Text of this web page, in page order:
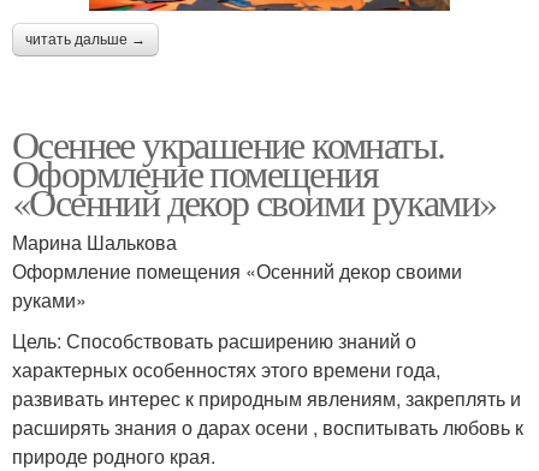
читать дальше →
Осеннее украшение комнаты.
Оформление помещения
«Осенний декор своими руками»
Марина Шалькова
Оформление помещения «Осенний декор своими
руками»
Цель: Способствовать расширению знаний о
характерных особенностях этого времени года,
развивать интерес к природным явлениям, закреплять и
расширять знания о дарах осени , воспитывать любовь к
природе родного края.